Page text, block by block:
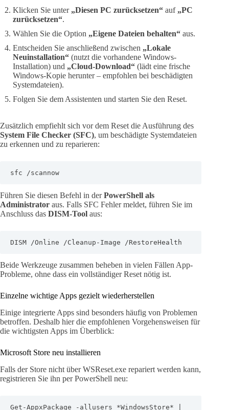
Klicken Sie unter „Diesen PC zurücksetzen“ auf „PC
zurücksetzen“.
Wählen Sie die Option „Eigene Dateien behalten“ aus.
Entscheiden Sie anschließend zwischen „Lokale
Neuinstallation“ (nutzt die vorhandene Windows-
Installation) und „Cloud-Download“ (lädt eine frische
Windows-Kopie herunter – empfohlen bei beschädigten
Systemdateien).
Folgen Sie dem Assistenten und starten Sie den Reset.
Zusätzlich empfiehlt sich vor dem Reset die Ausführung des
System File Checker (SFC), um beschädigte Systemdateien
zu erkennen und zu reparieren:
sfc /scannow
Führen Sie diesen Befehl in derPowerShell als
Administrator aus. Falls SFC Fehler meldet, führen Sie im
Anschluss das DISM-Tool aus:
DISM /Online /Cleanup-Image /RestoreHealth
Beide Werkzeuge zusammen beheben in vielen Fällen App-
Probleme, ohne dass ein vollständiger Reset nötig ist.
Einzelne wichtige Apps gezielt wiederherstellen
Einige integrierte Apps sind besonders häufig von Problemen
betroffen. Deshalb hier die empfohlenen Vorgehensweisen für
die wichtigsten Apps im Überblick:
Microsoft Store neu installieren
Falls der Store nicht über WSReset.exe repariert werden kann,
registrieren Sie ihn per PowerShell neu:
Get-AppxPackage -allusers *WindowsStore* |